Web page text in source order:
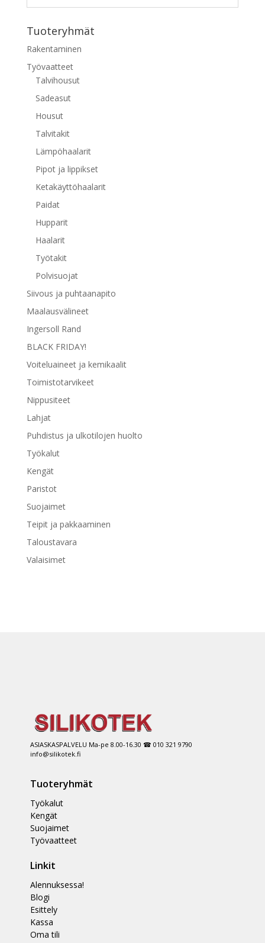
Voit
valinnat
tuotteen
Tuoteryhmät
Rakentaminen
Työvaatteet
Talvihousut
Sadeasut
Housut
Talvitakit
Lämpöhaalarit
Pipot ja lippikset
Ketakäyttöhaalarit
Paidat
Hupparit
Haalarit
Työtakit
Polvisuojat
Siivous ja puhtaanapito
Maalausvälineet
Ingersoll Rand
BLACK FRIDAY!
Voiteluaineet ja kemikaalit
Toimistotarvikeet
Nippusiteet
Lahjat
Puhdistus ja ulkotilojen huolto
Työkalut
Kengät
Paristot
Suojaimet
Teipit ja pakkaaminen
Taloustavara
Valaisimet
ASIASKASPALVELU Ma-pe 8.00-16.30 ☎ 010 321 9790
info@silikotek.fi
Tuoteryhmät
Työkalut
Kengät
Suojaimet
Työvaatteet
Linkit
Alennuksessa!
Blogi
Esittely
Kassa
Oma tili